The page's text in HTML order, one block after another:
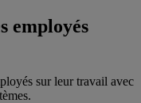
employés
sur leur travail avec